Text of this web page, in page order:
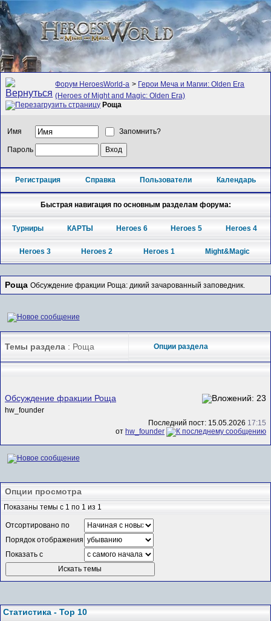
Форум HeroesWorld-а > Герои Меча и Магии: Olden Era
(Heroes of Might and Magic: Olden Era)
Роща
Имя Запомнить?
Пароль
Регистрация Справка Пользователи Календарь
Быстрая навигация по основным разделам форума:
Турниры КАРТЫ Heroes 6 Heroes 5 Heroes 4
Heroes 3 Heroes 2 Heroes 1 Might&Magic
Роща Обсуждение фракции Роща: дикий зачарованный заповедник.
Темы раздела : Роща Опции раздела
Обсуждение фракции Роща
hw_founder
Последний пост: 15.05.2026 17:15
от hw_founder
Опции просмотра
Показаны темы с 1 по 1 из 1
Отсортировано по
Порядок отображения
Показать с
Статистика - Top 10